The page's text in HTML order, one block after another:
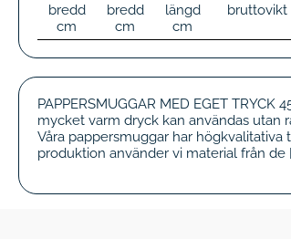
bredd
cm
bredd
cm
längd
cm
bruttovikt
PAPPERSMUGGAR MED EGET
mycket varm dryck kan användas utan
Våra pappersmuggar har
produktion använder vi material från de